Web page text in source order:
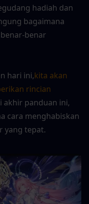
hadiah dan
bagaimana
benar
hari ini,kita akan
rincian
akhir panduan ini,
cara menghabiskan
yang tepat.